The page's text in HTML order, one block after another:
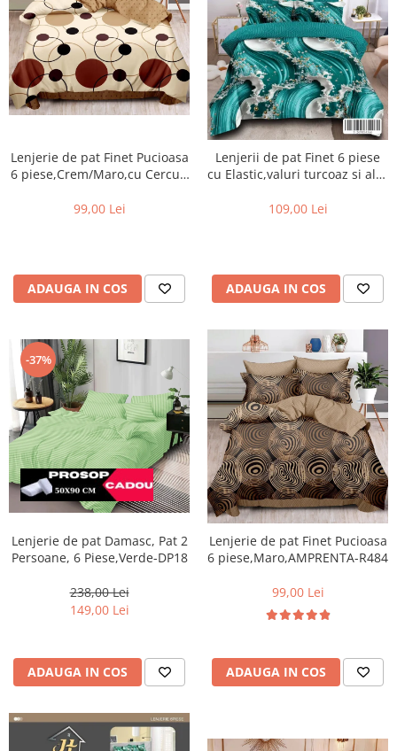
Lenjerie de pat Finet Pucioasa
6 piese,Crem/Maro,cu Cercuri
99,00 Lei
ADAUGA IN COS
Lenjerii de pat Finet 6 piese
cu Elastic,valuri turcoaz si alb-
109,00 Lei
ADAUGA IN COS
-37%
Lenjerie de pat Damasc, Pat 2
Persoane, 6 Piese,Verde-DP18
238,00 Lei
149,00 Lei
ADAUGA IN COS
Lenjerie de pat Finet Pucioasa
6 piese,Maro,AMPRENTA-R484
99,00 Lei
ADAUGA IN COS